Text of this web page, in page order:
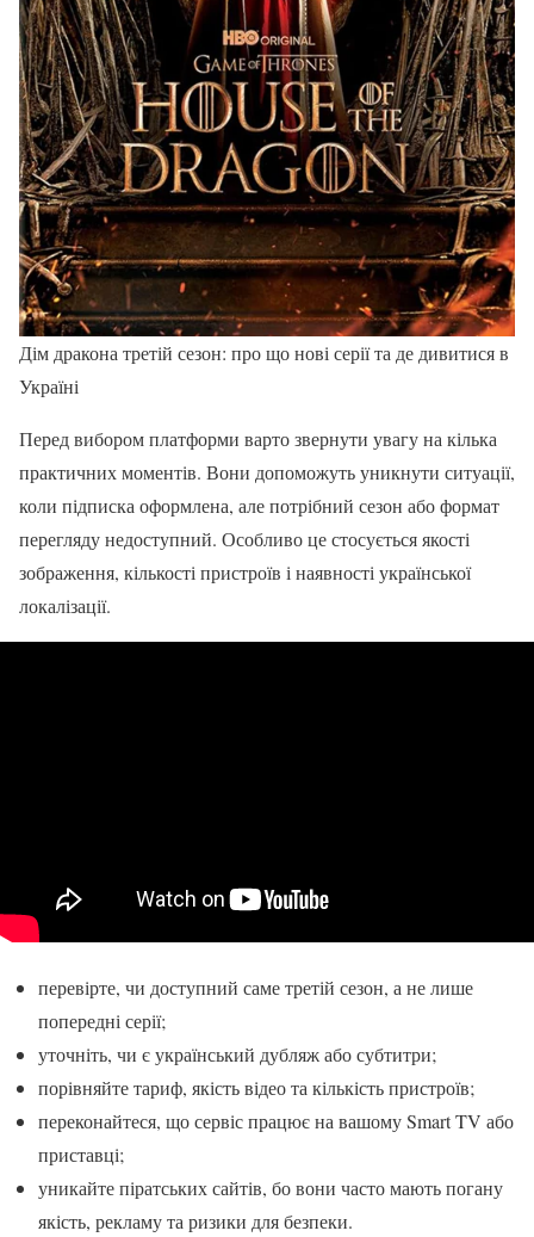
Дім дракона третій сезон: про що нові серії та де дивитися в
Україні
Перед вибором платформи варто звернути увагу на кілька
практичних моментів. Вони допоможуть уникнути ситуації,
коли підписка оформлена, але потрібний сезон або формат
перегляду недоступний. Особливо це стосується якості
зображення, кількості пристроїв і наявності української
локалізації.
перевірте, чи доступний саме третій сезон, а не лише
попередні серії;
уточніть, чи є український дубляж або субтитри;
порівняйте тариф, якість відео та кількість пристроїв;
переконайтеся, що сервіс працює на вашому Smart TV або
приставці;
уникайте піратських сайтів, бо вони часто мають погану
якість, рекламу та ризики для безпеки.